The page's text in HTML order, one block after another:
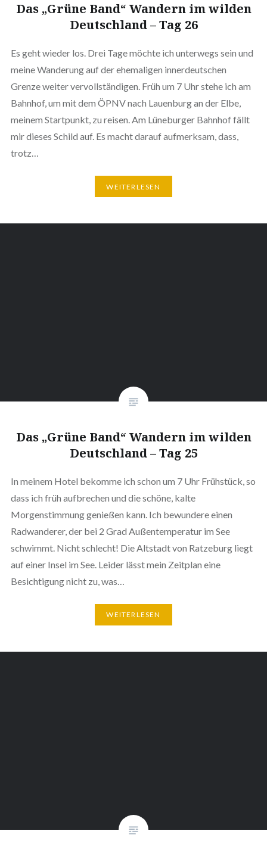
Das „Grüne Band“ Wandern im wilden
Deutschland – Tag 26
Es geht wieder los. Drei Tage möchte ich unterwegs sein und
meine Wanderung auf der ehemaligen innerdeutschen
Grenze weiter vervollständigen. Früh um 7 Uhr stehe ich am
Bahnhof, um mit dem ÖPNV nach Lauenburg an der Elbe,
meinem Startpunkt, zu reisen. Am Lüneburger Bahnhof fällt
mir dieses Schild auf. Es macht darauf aufmerksam, dass,
trotz…
WEITERLESEN
Das „Grüne Band“ Wandern im wilden
Deutschland – Tag 25
In meinem Hotel bekomme ich schon um 7 Uhr Frühstück, so
dass ich früh aufbrechen und die schöne, kalte
Morgenstimmung genießen kann. Ich bewundere einen
Radwanderer, der bei 2 Grad Außentemperatur im See
schwimmt. Nicht schlecht! Die Altstadt von Ratzeburg liegt
auf einer Insel im See. Leider lässt mein Zeitplan eine
Besichtigung nicht zu, was…
WEITERLESEN